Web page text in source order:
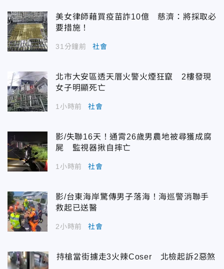
美女律師藉買疫苗詐10億 慈濟：將採取必
要措施！
31分鐘前 社會
北市大安區透天厝火警火煙狂竄 2樓發現
女子明顯死亡
1小時前 社會
影/失聯16天！通霄26歲男農地被尋獲成腐
屍 監視器揪自摔亡
1小時前 社會
影/台東海岸驚傳男子落海！海巡警消聯手
救起已送醫
2小時前 社會
持槍當街擄走3火辣Coser 北檢起訴2惡煞